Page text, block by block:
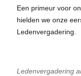
Een primeur voor
hielden we onze
Ledenvergadering.
Ledenvergadering